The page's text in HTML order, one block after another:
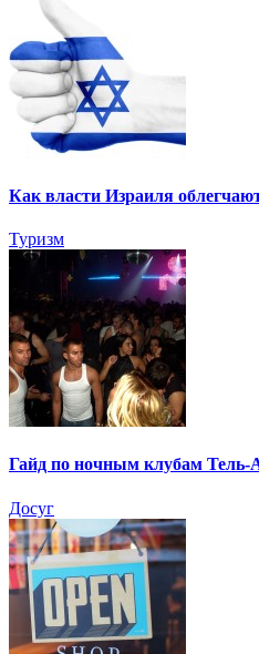
Как власти Израиля
Туризм
Гайд по ночным клубам Тель-
Досуг